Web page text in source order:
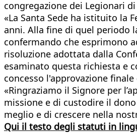
congregazione dei Legionari
«La Santa Sede ha istituito la
anni. Alla fine di quel periodo
confermando che esprimono
risoluzione adottata dalla
esaminato questa richiesta e
concesso l'approvazione
«Ringraziamo il Signore per
missione e di custodire il
meglio e di crescere nella
Qui il testo degli statuti in